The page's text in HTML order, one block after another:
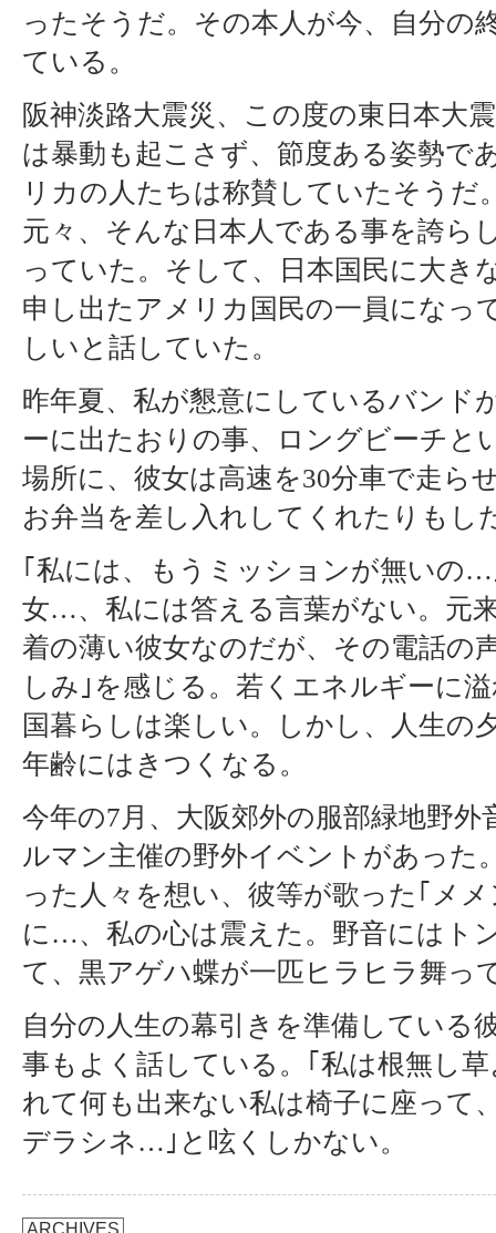
ったそうだ。その本人が今、自分の
ている。
阪神淡路大震災、この度の東日本大
は暴動も起こさず、節度ある姿勢で
リカの人たちは称賛していたそうだ
元々、そんな日本人である事を誇ら
っていた。そして、日本国民に大き
申し出たアメリカ国民の一員になっ
しいと話していた。
昨年夏、私が懇意にしているバンド
ーに出たおりの事、ロングビーチと
場所に、彼女は高速を30分車で走ら
お弁当を差し入れしてくれたりもし
｢私には、もうミッションが無いの
女…、私には答える言葉がない。元
着の薄い彼女なのだが、その電話の
しみ｣を感じる。若くエネルギーに
国暮らしは楽しい。しかし、人生の
年齢にはきつくなる。
今年の7月、大阪郊外の服部緑地野外
ルマン主催の野外イベントがあった
った人々を想い、彼等が歌った｢メ
に…、私の心は震えた。野音にはト
て、黒アゲハ蝶が一匹ヒラヒラ舞っ
自分の人生の幕引きを準備している
事もよく話している。｢私は根無し
れて何も出来ない私は椅子に座って
デラシネ…｣と呟くしかない。
ARCHIVES